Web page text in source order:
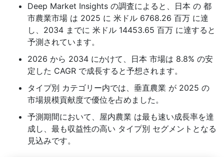
Deep Market Insights の調査によると、日本 の 都
市農業市場 は 2025 に 米ドル 6768.26 百万 に達
し、2034 までに 米ドル 14453.65 百万 に達すると
予測されています。
2026 から 2034 にかけて、日本 市場は 8.8% の安
定した CAGR で成長すると予想されます。
タイプ別 カテゴリー内では、垂直農業 が 2025 の
市場規模貢献度で優位を占めました。
予測期間において、屋内農業 は最も速い成長率を達
成し、最も収益性の高い タイプ別 セグメントとなる
見込みです。